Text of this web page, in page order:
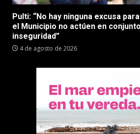
Pulti: “No hay ninguna excusa
el Municipio no actúen en
inseguridad”
4 de agosto de 2026